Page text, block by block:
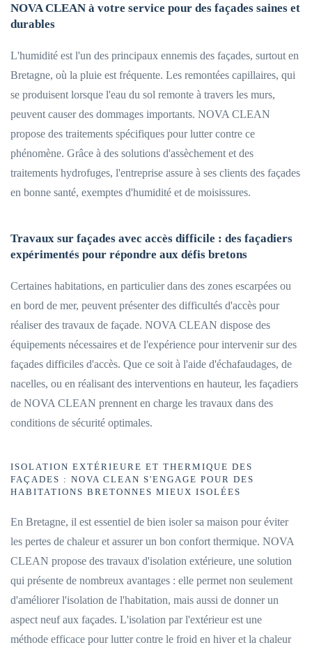
NOVA CLEAN à votre service pour des façades saines et
durables
L'humidité est l'un des principaux ennemis des façades, surtout en
Bretagne, où la pluie est fréquente. Les remontées capillaires, qui
se produisent lorsque l'eau du sol remonte à travers les murs,
peuvent causer des dommages importants. NOVA CLEAN
propose des traitements spécifiques pour lutter contre ce
phénomène. Grâce à des solutions d'assèchement et des
traitements hydrofuges, l'entreprise assure à ses clients des façades
en bonne santé, exemptes d'humidité et de moisissures.
Travaux sur façades avec accès difficile : des façadiers
expérimentés pour répondre aux défis bretons
Certaines habitations, en particulier dans des zones escarpées ou
en bord de mer, peuvent présenter des difficultés d'accès pour
réaliser des travaux de façade. NOVA CLEAN dispose des
équipements nécessaires et de l'expérience pour intervenir sur des
façades difficiles d'accès. Que ce soit à l'aide d'échafaudages, de
nacelles, ou en réalisant des interventions en hauteur, les façadiers
de NOVA CLEAN prennent en charge les travaux dans des
conditions de sécurité optimales.
ISOLATION EXTÉRIEURE ET THERMIQUE DES
FAÇADES : NOVA CLEAN S'ENGAGE POUR DES
HABITATIONS BRETONNES MIEUX ISOLÉES
En Bretagne, il est essentiel de bien isoler sa maison pour éviter
les pertes de chaleur et assurer un bon confort thermique. NOVA
CLEAN propose des travaux d'isolation extérieure, une solution
qui présente de nombreux avantages : elle permet non seulement
d'améliorer l'isolation de l'habitation, mais aussi de donner un
aspect neuf aux façades. L'isolation par l'extérieur est une
méthode efficace pour lutter contre le froid en hiver et la chaleur